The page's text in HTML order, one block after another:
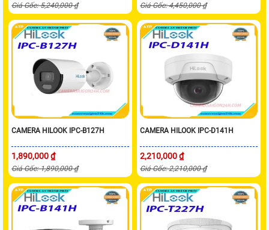
Giá Gốc: 5,240,000 ₫ Giá Gốc: 4,450,000 ₫
CAMERA HILOOK IPC-B127H
1,890,000 ₫
Giá Gốc: 1,890,000 ₫
CAMERA HILOOK IPC-D141H
2,210,000 ₫
Giá Gốc: 2,210,000 ₫